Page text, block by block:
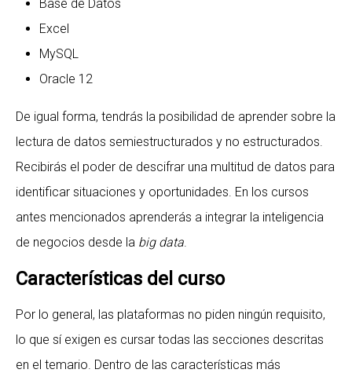
Base de Datos
Excel
MySQL
Oracle 12
De igual forma, tendrás la posibilidad de aprender sobre la
lectura de datos semiestructurados y no estructurados.
Recibirás el poder de descifrar una multitud de datos para
identificar situaciones y oportunidades. En los cursos
antes mencionados aprenderás a integrar la inteligencia
de negocios desde la big data.
Características del curso
Por lo general, las plataformas no piden ningún requisito,
lo que sí exigen es cursar todas las secciones descritas
en el temario. Dentro de las características más